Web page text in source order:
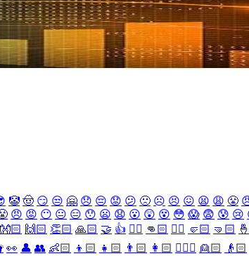
🤡 🤠 😏 😒 🤗 😞 😔 😟 😕 🙁 ☹️ 😣 😖 😫 😩 😤
😠 😡 😶 😐 😑 😯 😦 😧 😮 😲 😵 😳 😱 😨 😰 😢
👐🏻 🙌🏻 👏🏻 🙏🏻 🤝 👍 👎🏻 👊🏻 ✊🏻 🤛🏻 🤜🏻
👀 👤 👥 👶🏻 👦🏻 👧🏻 👨🏻 👩🏻 👱🏻‍♀️ 👱🏻 👴🏻